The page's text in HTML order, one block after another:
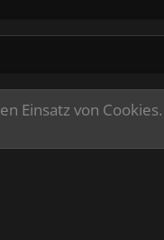
Einsatz von Cookies.